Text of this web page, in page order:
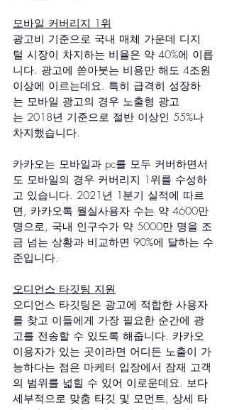
모바일 커버리지 1위
광고비 기준으로 국내 매체 가운데 디지
털 시장이 차지하는 비율은 약 40%에 이릅
니다. 광고에 쏟아붓는 비용만 해도 4조원
이상에 이르는데요. 특히 급격히 성장하
는 모바일 광고의 경우 노출형 광고
는 2018년 기준으로 절반 이상인 55%나
차지했습니다.
카카오는 모바일과 pc를 모두 커버하면서
도 모바일의 경우 커버리지 1위를 수성하
고 있습니다. 2021년 1분기 실적에 따르
면, 카카오톡 월실사용자 수는 약 4600만
명으로, 국내 인구수가 약 5000만 명을 조
금 넘는 상황과 비교하면 90%에 달하는 수
준입니다.
오디언스 타깃팅 지원
오디언스 타깃팅은 광고에 적합한 사용자
를 찾고 이들에게 가장 필요한 순간에 광
고를 전송할 수 있도록 해줍니다. 카카오
이용자가 있는 곳이라면 어디든 노출이 가
능하다는 점은 마케터 입장에서 잠재 고객
의 범위를 넓힐 수 있어 이로운데요. 보다
세부적으로 맞춤 타깃 및 모먼트, 상세 타